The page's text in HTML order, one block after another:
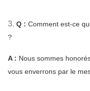
3. Q : Comment est-ce
?
A : Nous sommes
vous enverrons par le